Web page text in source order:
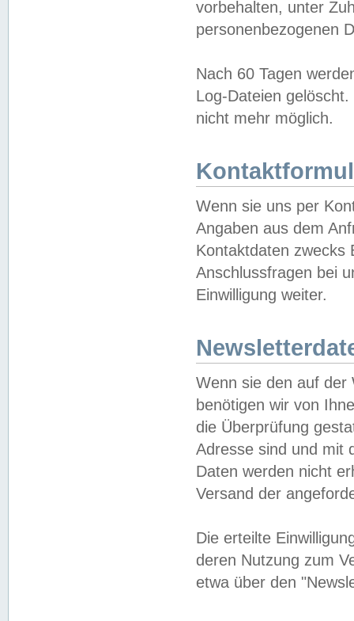
vorbehalten, unter
personenbezogenen
Nach 60 Tagen
Log-Dateien
nicht mehr möglich.
Wenn sie uns per
Angaben aus dem
Kontaktdaten zwecks
Anschlussfragen bei
Einwilligung weiter.
Wenn sie den auf der
benötigen wir von
die Überprüfung
Adresse sind und mit
Daten werden nicht
Versand der
Die erteilte
deren Nutzung zum
etwa über den